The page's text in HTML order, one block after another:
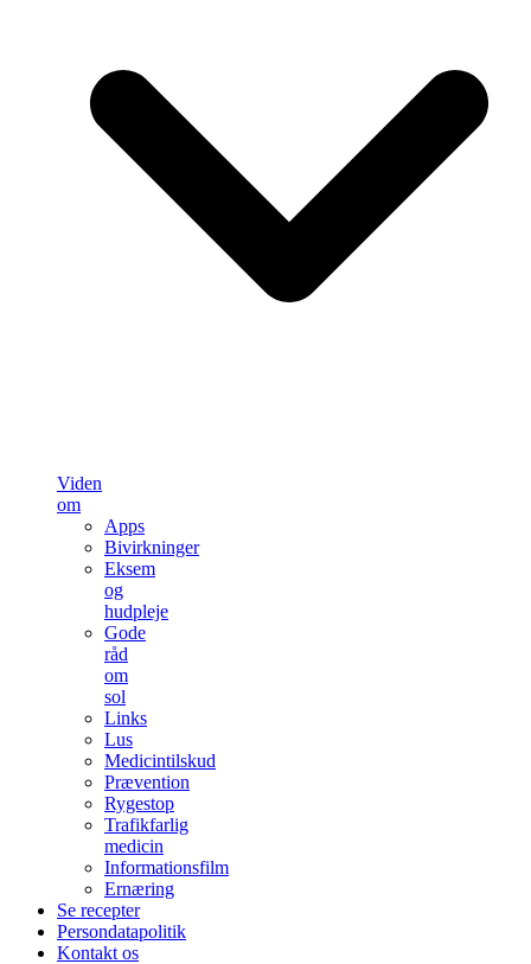
Viden
om
Apps
Bivirkninger
Eksem
og
hudpleje
Gode
råd
om
sol
Links
Lus
Medicintilskud
Prævention
Rygestop
Trafikfarlig
medicin
Informationsfilm
Ernæring
Se recepter
Persondatapolitik
Kontakt os